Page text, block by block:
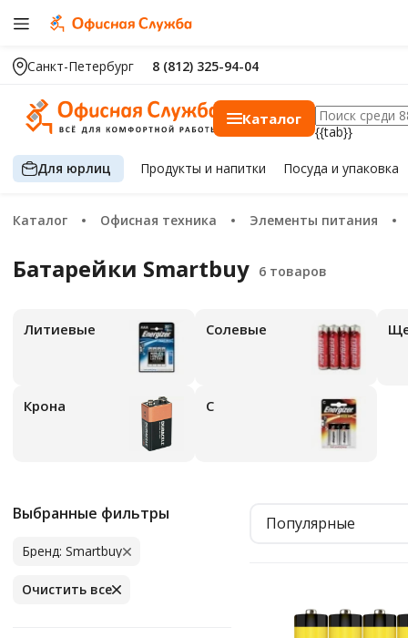
Санкт-Петербург 8 (812) 325-94-04
Каталог
{{tab}}
Для юрлиц Продуктыи напитки Посуда и упаковка
Каталог Офисная техника Элементы питания
Батарейки Smartbuy
Литиевые Солевые
Крона С
Выбранные фильтры
Бренд: Smartbuy
Очистить все
Популярные